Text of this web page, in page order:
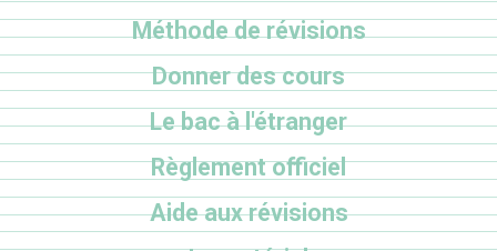
Méthode de révisions
Donner des cours
Le bac à l'étranger
Règlement officiel
Aide aux révisions